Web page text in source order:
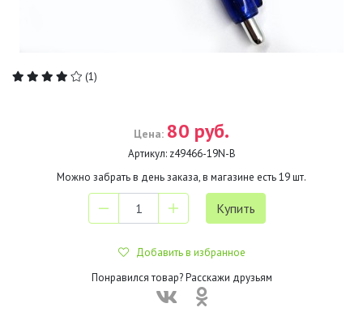
(1)
Цена: 80 руб.
Артикул: z49466-19N-B
Можно забрать в день заказа, в магазине есть19шт.
Добавить в избранное
Понравился товар? Расскажи друзьям